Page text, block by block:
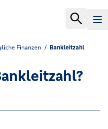
Finanzen Bankleitzahl